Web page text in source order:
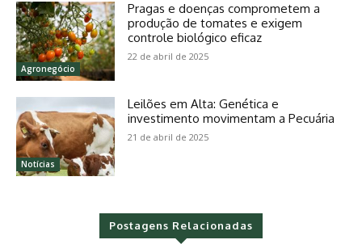
Agronegócio
Pragas e doenças comprometem a
produção de tomates e exigem
controle biológico eficaz
22 de abril de 2025
Notícias
Leilões em Alta: Genética e
investimento movimentam a Pecuária
21 de abril de 2025
Postagens Relacionadas